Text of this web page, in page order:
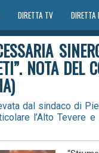
DIRETTA TV DIRETTA
NOTA DEL
dal sindaco di
l’Alto Tevere